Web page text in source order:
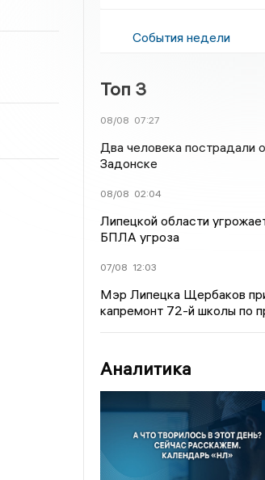
События недели
Топ 3
08/08 07:27
Два человека пострадали
Задонске
08/08 02:04
Липецкой области
БПЛА угроза
07/08 12:03
Мэр Липецка Щербаков
капремонт 72-й школы по
Аналитика